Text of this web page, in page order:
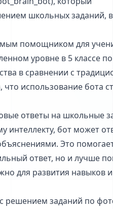
школьных заданий,
помощником для
уровне в 5 классе
в сравнении с
использование бота
ответы на школьные
интеллекту, бот может
Это
ответ, но и лучше
для развития навыков и
решением заданий по